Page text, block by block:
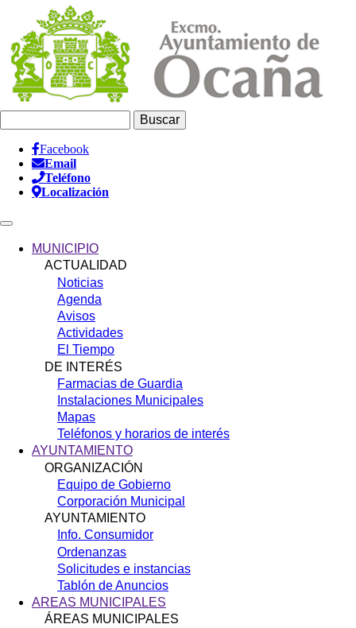
contenido
principal
Información
Header
Facebook
Email
Teléfono
Localización
navigationMUNICIPIO
ACTUALIDAD
Noticias
Agenda
Avisos
Actividades
El Tiempo
DE INTERÉS
Farmacias de Guardia
Instalaciones Municipales
Mapas
Teléfonos y horarios de interés
AYUNTAMIENTO
ORGANIZACIÓN
Equipo de Gobierno
Corporación Municipal
AYUNTAMIENTO
Info. Consumidor
Ordenanzas
Solicitudes e instancias
Tablón de Anuncios
AREAS MUNICIPALES
ÁREAS MUNICIPALES